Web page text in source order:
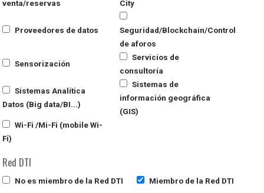
venta/reservas
City
Proveedores de datos
Seguridad/Blockchain/Control
de aforos
Sensorización
Servicios de
consultoría
Sistemas Analítica
Datos (Big data/BI...)
Sistemas de
información geográfica
(GIS)
Wi-Fi /Mi-Fi (mobile Wi-
Fi)
Red DTI
No es miembro de la Red DTI Miembro de la Red DTI